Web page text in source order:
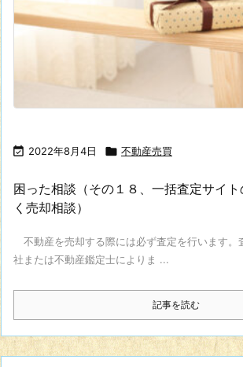
 2022年8月4日  不動産売買
困った相談（その１８、一括査定サイ
く売却相談）
不動産を売却する際には必ず査定を行います。
社または不動産鑑定士によりま ...
記事を読む